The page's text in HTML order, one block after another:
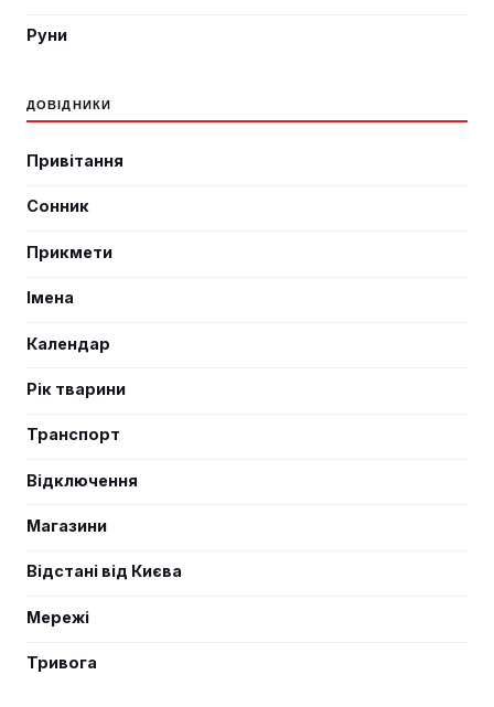
Руни
ДОВІДНИКИ
Привітання
Сонник
Прикмети
Імена
Календар
Рік тварини
Транспорт
Відключення
Магазини
Відстані від Києва
Мережі
Тривога